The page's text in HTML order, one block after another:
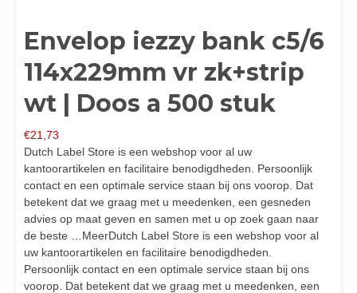
Envelop iezzy bank c5/6
114x229mm vr zk+strip
wt | Doos a 500 stuk
€21,73
Dutch Label Store is een webshop voor al uw
kantoorartikelen en facilitaire benodigdheden. Persoonlijk
contact en een optimale service staan bij ons voorop. Dat
betekent dat we graag met u meedenken, een gesneden
advies op maat geven en samen met u op zoek gaan naar
de beste …MeerDutch Label Store is een webshop voor al
uw kantoorartikelen en facilitaire benodigdheden.
Persoonlijk contact en een optimale service staan bij ons
voorop. Dat betekent dat we graag met u meedenken, een